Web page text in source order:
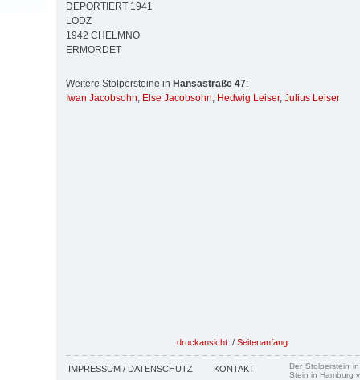
DEPORTIERT 1941
LODZ
1942 CHELMNO
ERMORDET
Weitere Stolpersteine in Hansastraße 47:
Iwan Jacobsohn, Else Jacobsohn, Hedwig Leiser, Julius Leiser
druckansicht / Seitenanfang
IMPRESSUM / DATENSCHUTZ KONTAKT
Der Stolperstein
Stein in Hamburg